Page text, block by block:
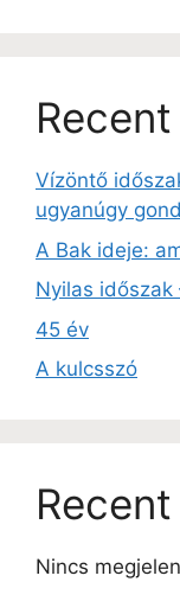
Vízöntő
ugyanúgy
A Bak ideje:
Nyilas időszak
45 év
A kulcsszó
Nincs